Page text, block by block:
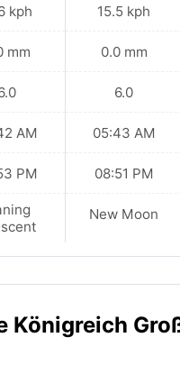
kph
mm
AM
PM
15.5 kph
0.0 mm
6.0
05:43 AM
08:51 PM
New Moon
Königreich